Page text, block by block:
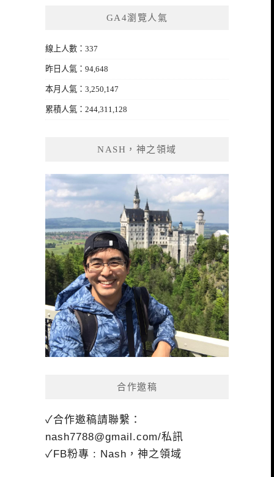
GA4瀏覽人氣
線上人數：337
昨日人氣：94,648
本月人氣：3,250,147
累積人氣：244,311,128
NASH，神之領域
合作邀稿
✓合作邀稿請聯繫：
nash7788@gmail.com/私訊
✓FB粉專 : Nash，神之領域